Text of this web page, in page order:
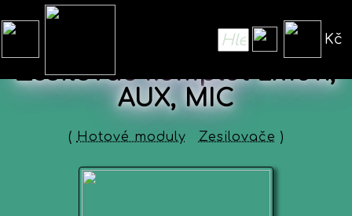
Kč
Zesilovač komplet 2x15W,
AUX, MIC
( Hotové moduly Zesilovače )